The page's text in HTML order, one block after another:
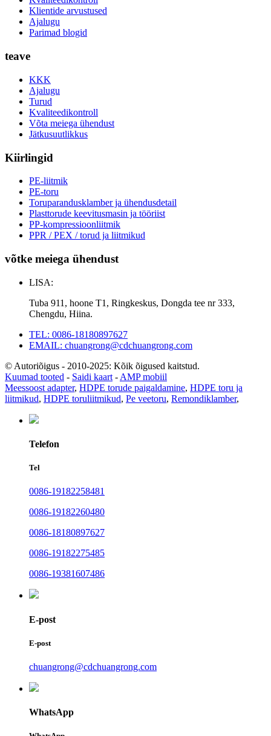
Klientide arvustused
Ajalugu
Parimad blogid
teave
KKK
Ajalugu
Turud
Kvaliteedikontroll
Võta meiega ühendust
Jätkusuutlikkus
Kiirlingid
PE-liitmik
PE-toru
Toruparandusklamber ja ühendusdetail
Plasttorude keevitusmasin ja tööriist
PP-kompressioonliitmik
PPR / PEX / torud ja liitmikud
võtke meiega ühendust
LISA:
Tuba 911, hoone T1, Ringkeskus, Dongda tee nr 333,
Chengdu, Hiina.
TEL: 0086-18180897627
EMAIL: chuangrong@cdchuangrong.com
© Autoriõigus - 2010-2025: Kõik õigused kaitstud.
Kuumad tooted - Saidi kaart - AMP mobiil
Meessoost adapter, HDPE torude paigaldamine, HDPE toru ja
liitmikud, HDPE toruliitmikud, Pe veetoru, Remondiklamber,
Telefon
Tel
0086-19182258481
0086-19182260480
0086-18180897627
0086-19182275485
0086-19381607486
E-post
E-post
chuangrong@cdchuangrong.com
WhatsApp